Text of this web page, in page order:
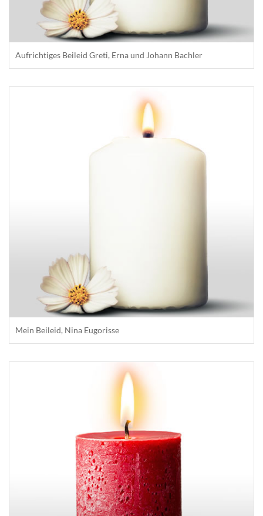
Aufrichtiges Beileid Greti, Erna und Johann Bachler
Mein Beileid, Nina Eugorisse